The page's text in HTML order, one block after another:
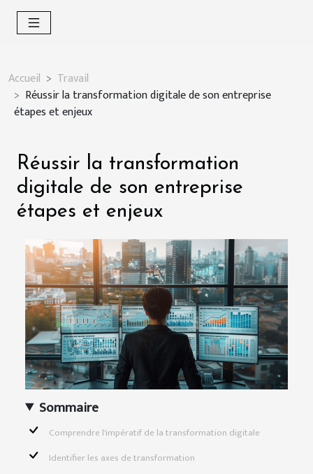
Accueil
Travail
Réussir la transformation digitale de son entreprise
étapes et enjeux
Réussir la transformation
digitale de son entreprise
étapes et enjeux
Sommaire
Comprendre l'impératif de la transformation digitale
Identifier les axes de transformation